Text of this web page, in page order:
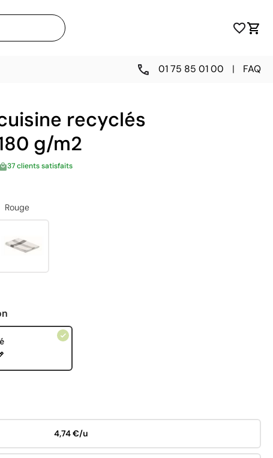
01 75 85 01 00 | FAQ
recyclés
g/m2
37 clients satisfaits
Rouge
4,74 €/u